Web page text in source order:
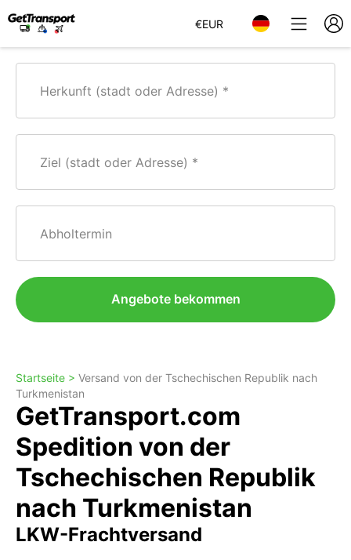
€EUR
Herkunft (stadt oder Adresse)
Ziel (stadt oder Adresse)
Abholtermin
Angebote bekommen
Startseite > Versand von der Tschechischen Republik nach
Turkmenistan
GetTransport.com
Spedition von der
Tschechischen Republik
nach Turkmenistan
LKW-Frachtversand